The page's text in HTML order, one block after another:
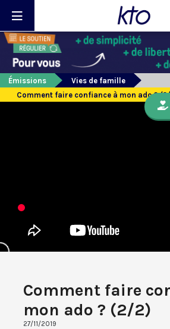
Émissions
Vies de famille
Comment faire confiance à mon ado ?
Comment faire
mon ado ? (2/2)
27/11/2019